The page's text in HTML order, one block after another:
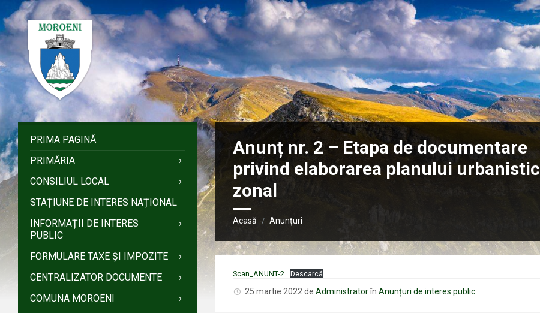
la
conținut
la
bara
laterală
stângă
la
bara
laterală
dreaptă
la
subsol
Anunț nr. 2 – Etapa de documentare
privind elaborarea planului urbanistic
zonal
Acasă / Anunțuri
Scan_ANUNT-2 Descarcă
25 martie 2022deAdministrator înAnunțuri de interes public
PRIMA PAGINĂ
PRIMĂRIA
CONSILIUL LOCAL
STAȚIUNE DE INTERES NAȚIONAL
INFORMAȚII DE INTERES
PUBLIC
FORMULARE TAXE ȘI IMPOZITE
CENTRALIZATOR DOCUMENTE
COMUNA MOROENI